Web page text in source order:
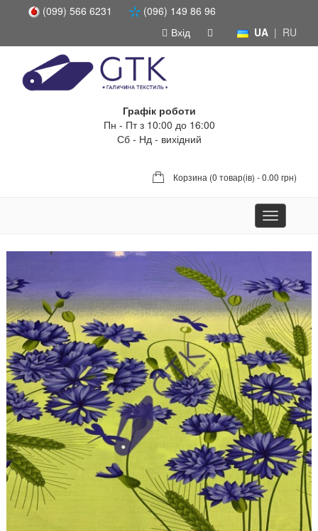
(099) 566 6231
(096) 149 86 96
UA | RU
Вхід
Графік роботи
Пн - Пт з 10:00 до 16:00
Сб - Нд - вихідний
Корзина (0 товар(ів) - 0.00 грн)
Toggle
navigation